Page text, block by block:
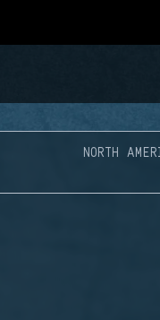
NORTH